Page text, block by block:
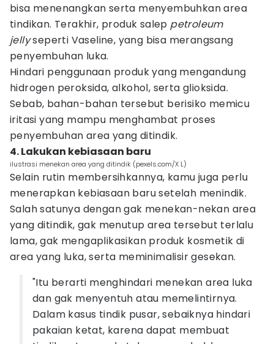
bisa menenangkan serta menyembuhkan area
tindikan. Terakhir, produk salep petroleum
jellyseperti Vaseline, yang bisa merangsang
penyembuhan luka.
Hindari penggunaan produk yang mengandung
hidrogen peroksida, alkohol, serta glioksida.
Sebab, bahan-bahan tersebut berisiko memicu
iritasi yang mampu menghambat proses
penyembuhan area yang ditindik.
4. Lakukan kebiasaan baru
ilustrasi menekan area yang ditindik (pexels.com/X L)
Selain rutin membersihkannya, kamu juga perlu
menerapkan kebiasaan baru setelah menindik.
Salah satunya dengan gak menekan-nekan area
yang ditindik, gak menutup area tersebut terlalu
lama, gak mengaplikasikan produk kosmetik di
area yang luka, serta meminimalisir gesekan.
"Itu berarti menghindari menekan area luka
dan gak menyentuh atau memelintirnya.
Dalam kasus tindik pusar, sebaiknya hindari
pakaian ketat, karena dapat membuat